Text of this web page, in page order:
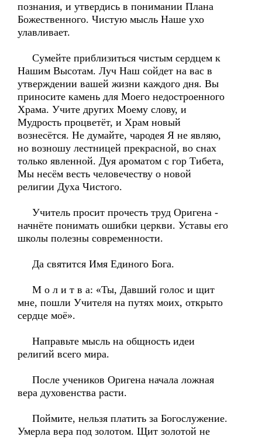
познания, и утвердись в понимании Плана
Божественного. Чистую мысль Наше ухо
улавливает.
Сумейте приблизиться чистым сердцем к
Нашим Высотам. Луч Наш сойдет на вас в
утверждении вашей жизни каждого дня. Вы
приносите камень для Моего недостроенного
Храма. Учите других Моему слову, и
Мудрость процветёт, и Храм новый
вознесётся. Не думайте, чародея Я не являю,
но возношу лестницей прекрасной, во снах
только явленной. Дуя ароматом с гор Тибета,
Мы несём весть человечеству о новой
религии Духа Чистого.
Учитель просит прочесть труд Оригена -
начнёте понимать ошибки церкви. Уставы его
школы полезны современности.
Да святится Имя Единого Бога.
М о л и т в а: «Ты, Давший голос и щит
мне, пошли Учителя на путях моих, открыто
сердце моё».
Направьте мысль на общность идеи
религий всего мира.
После учеников Оригена начала ложная
вера духовенства расти.
Поймите, нельзя платить за Богослужение.
Умерла вера под золотом. Щит золотой не